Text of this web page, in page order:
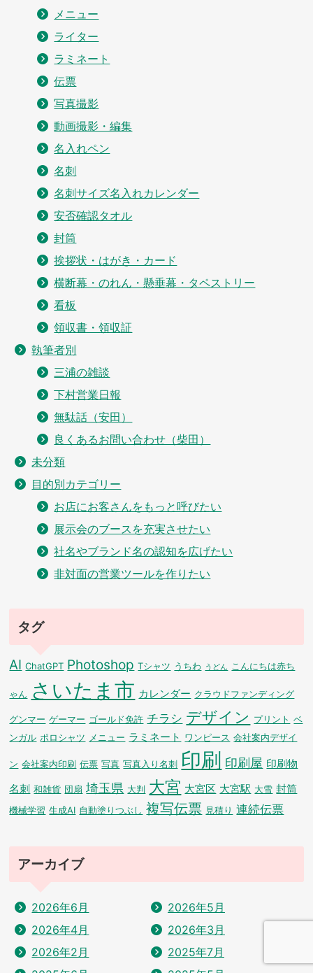
メニュー
ライター
ラミネート
伝票
写真撮影
動画撮影・編集
名入れペン
名刺
名刺サイズ名入れカレンダー
安否確認タオル
封筒
挨拶状・はがき・カード
横断幕・のれん・懸垂幕・タペストリー
看板
領収書・領収証
執筆者別
三浦の雑談
下村営業日報
無駄話（安田）
良くあるお問い合わせ（柴田）
未分類
目的別カテゴリー
お店にお客さんをもっと呼びたい
展示会のブースを充実させたい
社名やブランド名の認知を広げたい
非対面の営業ツールを作りたい
タグ
AI ChatGPT Photoshop Tシャツ うちわ うどん こんにちは赤ち
ゃん さいたま市 カレンダー クラウドファンディング
グンマー ゲーマー ゴールド免許 チラシ デザイン プリント ベ
ンガル ポロシャツ メニュー ラミネート ワンピース 会社案内デザイ
ン 会社案内印刷 伝票 写真 写真入り名刺 印刷 印刷屋 印刷物
名刺 和雑貨 団扇 埼玉県 大判 大宮 大宮区 大宮駅 大雪 封筒
機械学習 生成AI 自動塗りつぶし 複写伝票 見積り 連続伝票
アーカイブ
2026年6月
2026年5月
2026年4月
2026年3月
2026年2月
2025年7月